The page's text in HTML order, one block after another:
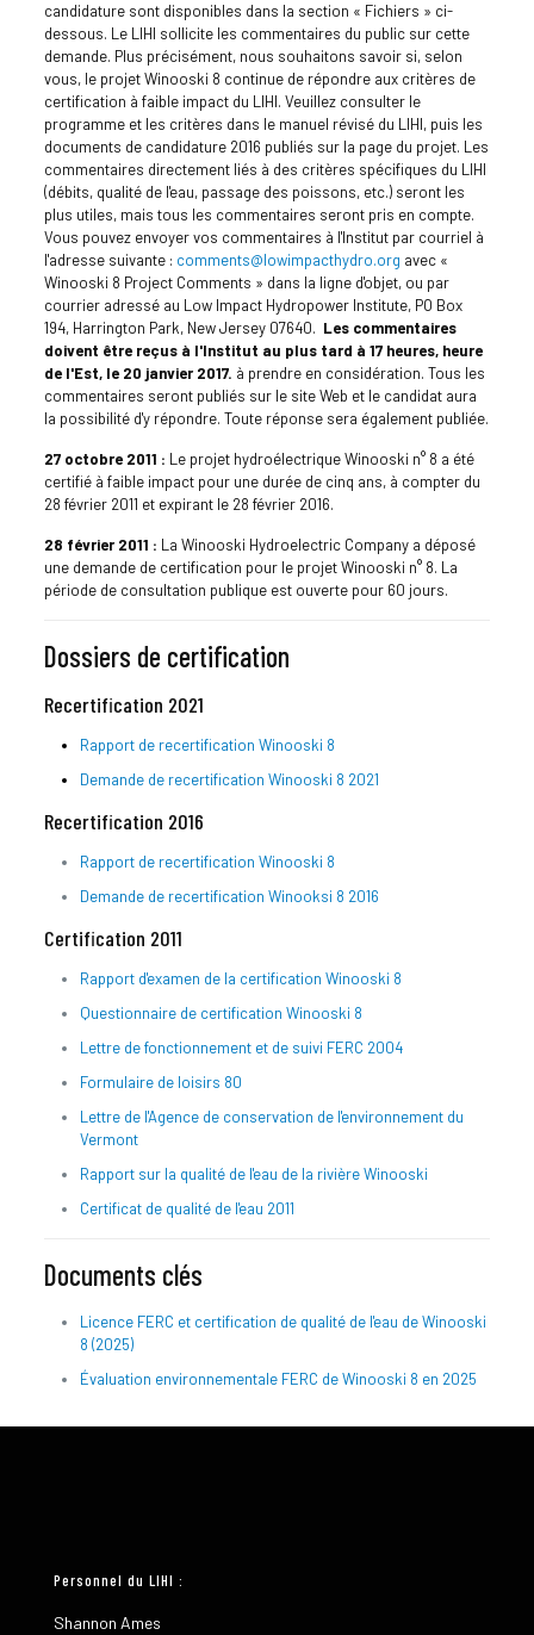
candidature sont disponibles dans la section « Fichiers » ci-
dessous. Le LIHI sollicite les commentaires du public sur cette
demande. Plus précisément, nous souhaitons savoir si, selon
vous, le projet Winooski 8 continue de répondre aux critères de
certification à faible impact du LIHI. Veuillez consulter le
programme et les critères dans le manuel révisé du LIHI, puis les
documents de candidature 2016 publiés sur la page du projet. Les
commentaires directement liés à des critères spécifiques du LIHI
(débits, qualité de l'eau, passage des poissons, etc.) seront les
plus utiles, mais tous les commentaires seront pris en compte.
Vous pouvez envoyer vos commentaires à l'Institut par courriel à
l'adresse suivante : comments@lowimpacthydro.org avec «
Winooski 8 Project Comments » dans la ligne d'objet, ou par
courrier adressé au Low Impact Hydropower Institute, PO Box
194, Harrington Park, New Jersey 07640. Les commentaires
doivent être reçus à l'Institut au plus tard à 17 heures, heure
de l'Est, le 20 janvier 2017. à prendre en considération. Tous les
commentaires seront publiés sur le site Web et le candidat aura
la possibilité d'y répondre. Toute réponse sera également publiée.
27 octobre 2011 : Le projet hydroélectrique Winooski n° 8 a été
certifié à faible impact pour une durée de cinq ans, à compter du
28 février 2011 et expirant le 28 février 2016.
28 février 2011 : La Winooski Hydroelectric Company a déposé
une demande de certification pour le projet Winooski n° 8. La
période de consultation publique est ouverte pour 60 jours.
Dossiers de certification
Recertification 2021
Rapport de recertification Winooski 8
Demande de recertification Winooski 8 2021
Recertification 2016
Rapport de recertification Winooski 8
Demande de recertification Winooksi 8 2016
Certification 2011
Rapport d'examen de la certification Winooski 8
Questionnaire de certification Winooski 8
Lettre de fonctionnement et de suivi FERC 2004
Formulaire de loisirs 80
Lettre de l'Agence de conservation de l'environnement du
Vermont
Rapport sur la qualité de l'eau de la rivière Winooski
Certificat de qualité de l'eau 2011
Documents clés
Licence FERC et certification de qualité de l'eau de Winooski
8 (2025)
Évaluation environnementale FERC de Winooski 8 en 2025
Personnel du LIHI :
Shannon Ames